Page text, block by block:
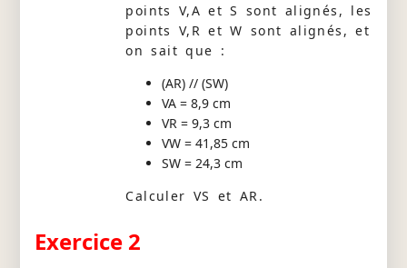
points V,A et S sont alignés, les
points V,R et W sont alignés, et
on sait que :
(AR) // (SW)
VA = 8,9 cm
VR = 9,3 cm
VW = 41,85 cm
SW = 24,3 cm
Calculer VS et AR.
Exercice 2